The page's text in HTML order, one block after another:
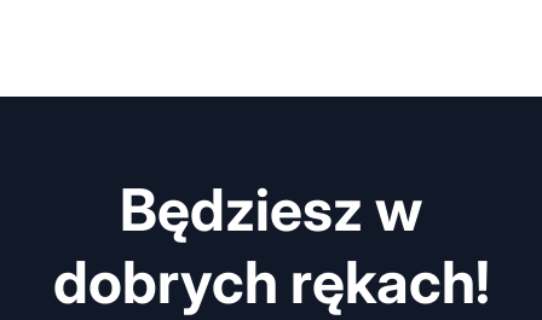
Będziesz w
dobrych rękach!